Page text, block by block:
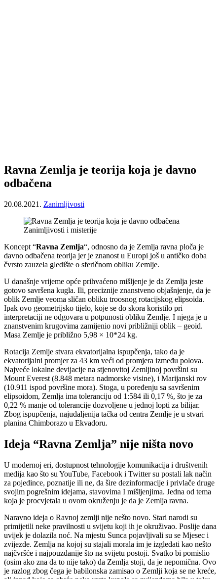
Ravna Zemlja je teorija koja je davno
odbačena
20.08.2021. Zanimljivosti
Zanimljivosti i misterije
Koncept “Ravna Zemlja“, odnosno da je Zemlja ravna ploča je
davno odbačena teorija jer je znanost u Europi još u antičko doba
čvrsto zauzela gledište o sferičnom obliku Zemlje.
U današnje vrijeme opće prihvaćeno mišljenje je da Zemlja jeste
gotovo savršena kugla. Ili, preciznije znanstveno objašnjenje, da je
oblik Zemlje veoma sličan obliku troosnog rotacijskog elipsoida.
Ipak ovo geometrijsko tijelo, koje se do skora koristilo pri
interpretaciji ne odgovara u potpunosti obliku Zemlje. I njega je u
znanstvenim krugovima zamijenio novi približniji oblik – geoid.
Masa Zemlje je približno 5,98 × 10*24 kg.
Rotacija Zemlje stvara ekvatorijalna ispupčenja, tako da je
ekvatorijalni promjer za 43 km veći od promjera između polova.
Najveće lokalne devijacije na stjenovitoj Zemljinoj površini su
Mount Everest (8.848 metara nadmorske visine), i Marijanski rov
(10.911 ispod površine mora). Stoga, u poređenju sa savršenim
elipsoidom, Zemlja ima toleranciju od 1:584 ili 0,17 %, što je za
0,22 % manje od tolerancije dozvoljene u jednoj lopti za bilijar.
Zbog ispupčenja, najudaljenija tačka od centra Zemlje je u stvari
planina Chimborazo u Ekvadoru.
Ideja “Ravna Zemlja” nije ništa novo
U modernoj eri, dostupnost tehnologije komunikacija i društvenih
medija kao što su YouTube, Facebook i Twitter su postali lak način
za pojedince, poznatije ili ne, da šire dezinformacije i privlače druge
svojim pogrešnim idejama, stavovima I mišljenjima. Jedna od tema
koja je procvjetala u ovom okruženju je da je Zemlja ravna.
Naravno ideja o Ravnoj zemlji nije nešto novo. Stari narodi su
primijetili neke pravilnosti u svijetu koji ih je okruživao. Poslije dana
uvijek je dolazila noć. Na mjestu Sunca pojavljivali su se Mjesec i
zvijezde. Zemlja na kojoj su stajali morala im je izgledati kao nešto
najčvršće i najpouzdanije što na svijetu postoji. Svatko bi pomislio
(osim ako zna da to nije tako) da Zemlja stoji, da je nepomična. Ovo
je razlog zbog čega je babilonska zamisao o Zemlji koja se ne kreće,